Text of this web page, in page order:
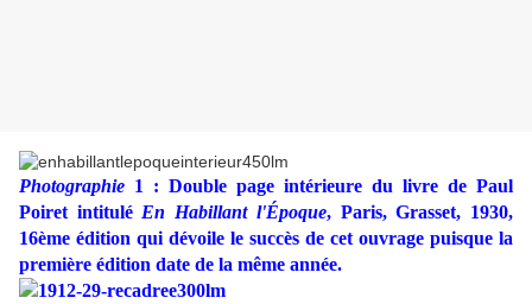
Photographie 1 : Double page intérieure du livre de Paul
Poiret intitulé En Habillant l'Époque, ‎Paris, Grasset, 1930,
16ème édition qui dévoile le succès de cet ouvrage puisque la
première édition date de la même année.